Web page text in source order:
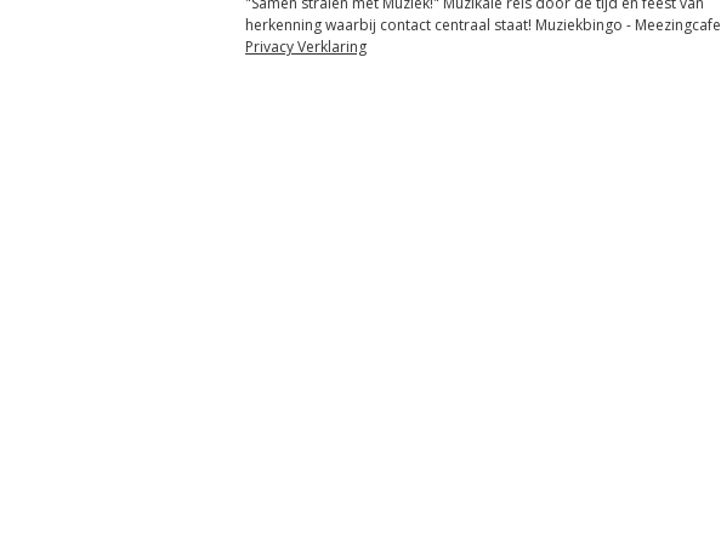
herkenning waarbij contact centraal staat! Muziekbingo - Meezingcafe
Privacy Verklaring